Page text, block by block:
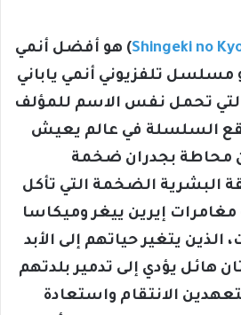
Shingeki no) هو أفضل أنمي
2023 وهو مسلسل تلفزيوني أنمي ياباني
التي تحمل نفس الاسم للمؤلف
السلسلة في عالم يعيش
محاطة بجدران ضخمة
البشرية الضخمة التي تأكل
إيرين ييغر وميكاسا
الذين يتغير حياتهم إلى الأبد
هائل يؤدي إلى تدمير بلدتهم
الانتقام واستعادة